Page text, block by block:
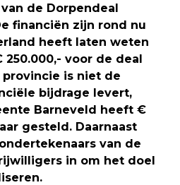
de Dorpendeal
financiën zijn rond nu
heeft laten weten
250.000,- voor de deal
is niet de
bijdrage levert,
Barneveld heeft €
gesteld. Daarnaast
van de
in om het doel